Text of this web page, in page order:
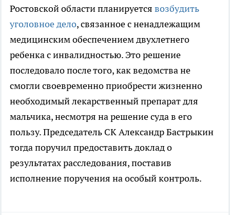
Ростовской области планируется возбудить
уголовное дело, связанное с ненадлежащим
медицинским обеспечением двухлетнего
ребенка с инвалидностью. Это решение
последовало после того, как ведомства не
смогли своевременно приобрести жизненно
необходимый лекарственный препарат для
мальчика, несмотря на решение суда в его
пользу. Председатель СК Александр Бастрыкин
тогда поручил предоставить доклад о
результатах расследования, поставив
исполнение поручения на особый контроль.